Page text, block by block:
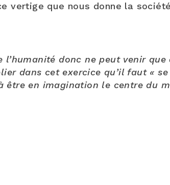
que nous donne la société
donc ne peut venir
dans cet exercice qu’il faut «
être en imagination le centre du